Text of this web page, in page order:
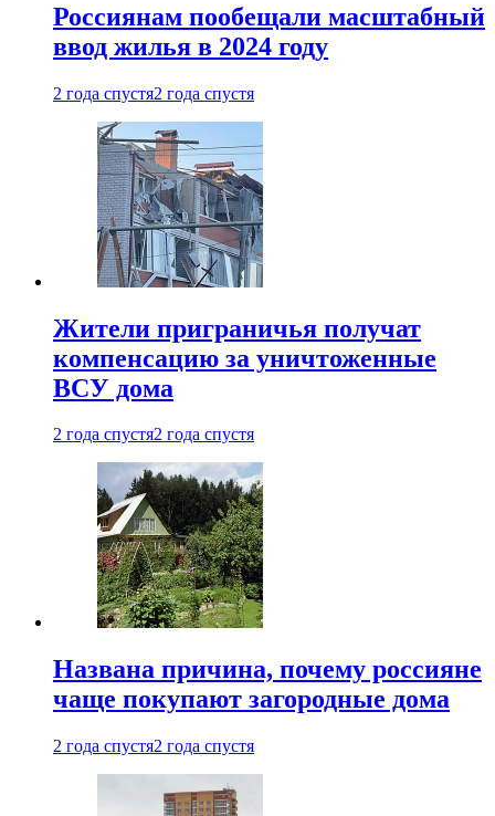
Россиянам пообещали масштабный
ввод жилья в 2024 году
2 года спустя2 года спустя
Жители приграничья получат
компенсацию за уничтоженные
ВСУ дома
2 года спустя2 года спустя
Названа причина, почему россияне
чаще покупают загородные дома
2 года спустя2 года спустя